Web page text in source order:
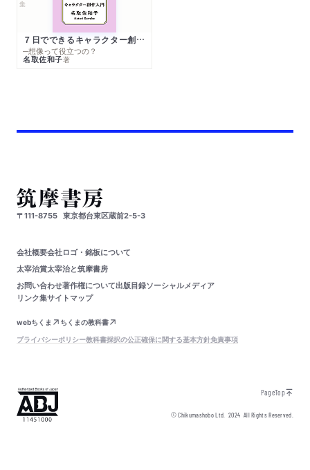
７日でできるキャラクター創作入門
─想像って役立つの？
名取佐和子著
〒111-8755 東京都台東区蔵前2-5-3
会社概要会社ロゴ・銘板について
太宰治賞太宰治と筑摩書房
お問い合わせ著作権について出版目録ソーシャルメディア
リンク集サイトマップ
webちくま
ちくまの教科書
プライバシーポリシー教科書採択の公正確保に関する基本方針免責事項
PageTop
© Chikumashobo Ltd.2024 All Rights Reserved.